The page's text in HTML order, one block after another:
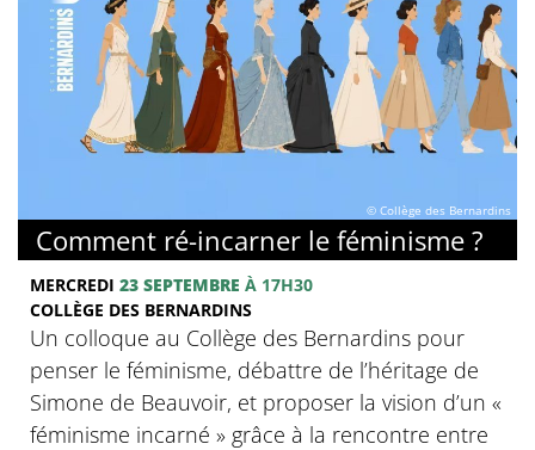
© Collège des Bernardins
Comment ré-incarner le féminisme ?
MERCREDI 23 SEPTEMBRE À 17H30
COLLÈGE DES BERNARDINS
Un colloque au Collège des Bernardins pour
penser le féminisme, débattre de l’héritage de
Simone de Beauvoir, et proposer la vision d’un «
féminisme incarné » grâce à la rencontre entre